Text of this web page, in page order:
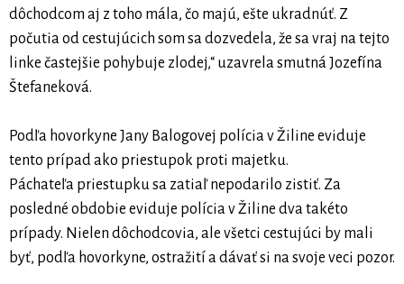
dôchodcom aj z toho mála, čo majú, ešte ukradnúť. Z
počutia od cestujúcich som sa dozvedela, že sa vraj na tejto
linke častejšie pohybuje zlodej,“ uzavrela smutná Jozefína
Štefaneková.
Podľa hovorkyne Jany Balogovej polícia v Žiline eviduje
tento prípad ako priestupok proti majetku.
Páchateľa priestupku sa zatiaľ nepodarilo zistiť. Za
posledné obdobie eviduje polícia v Žiline dva takéto
prípady. Nielen dôchodcovia, ale všetci cestujúci by mali
byť, podľa hovorkyne, ostražití a dávať si na svoje veci pozor.